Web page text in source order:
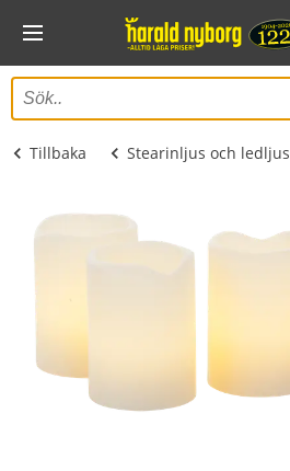
Tillbaka Stearinljus och ledljus